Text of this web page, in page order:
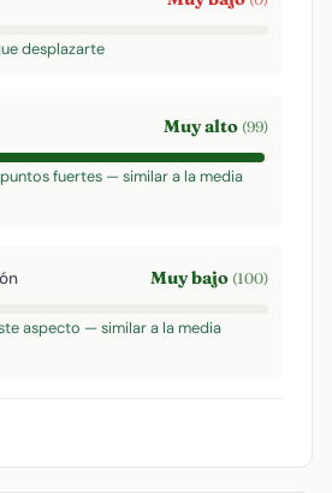
desplazarte
Muy alto (99)
fuertes — similar a la media
Muy bajo (100)
aspecto — similar a la media